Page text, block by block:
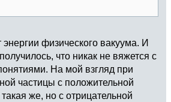
энергии физического вакуума. И
что никак не вяжется с
На мой взгляд при
частицы с положительной
же, но с отрицательной